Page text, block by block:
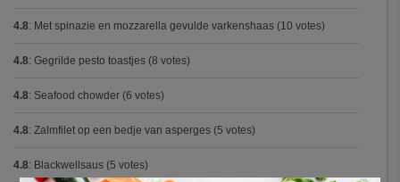
4.8: Met spinazie en mozzarella gevulde varkenshaas (10 votes)
4.8: Gegrilde pesto toastjes (8 votes)
4.8: Seafood chowder (6 votes)
4.8: Zalmfilet op een bedje van asperges (5 votes)
4.8: Blackwellsaus (5 votes)